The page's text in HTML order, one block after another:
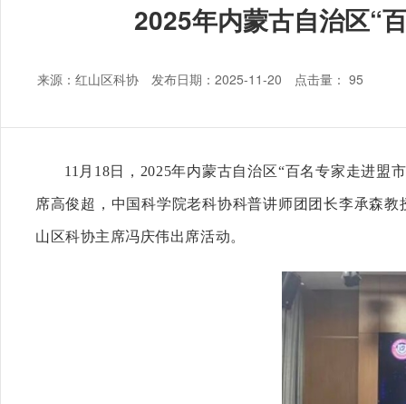
2025年内蒙古自治区“
来源：红山区科协 发布日期：2025-11-20 点击量： 95
11 月 18日， 2025年内蒙古自治区“百名专家走进盟
席高俊超，中国科学院老科协科普讲师团团长李承森
山区科协主席冯庆伟出席活动。